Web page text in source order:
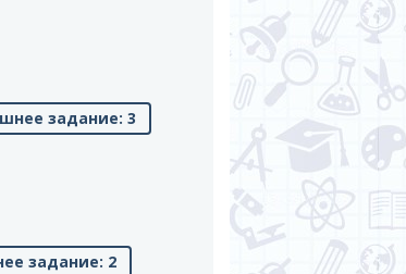
задание: 3
задание: 2